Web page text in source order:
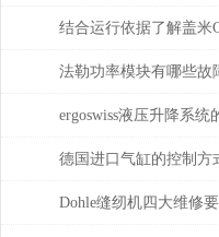
05FR-0800使用寿命的
结合运行依据了解盖米
门
法勒功率模块有哪些故
需要检查
ergoswiss液压升降系统
其作用
德国进口气缸的控制方
些？
Dohle缝纫机四大维修